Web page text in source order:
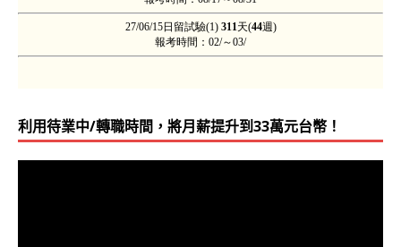
利用待業中/轉職時間，將月薪提升到33萬元台幣！